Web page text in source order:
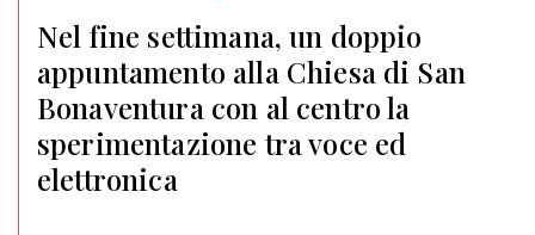
Nel fine settimana, un doppio
appuntamento alla Chiesa di San
Bonaventura con al centro la
sperimentazione tra voce ed
elettronica